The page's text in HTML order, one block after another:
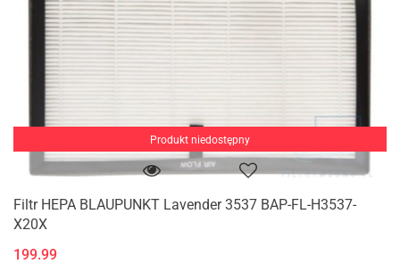
Produkt niedostępny
Filtr HEPA BLAUPUNKT Lavender 3537 BAP-FL-H3537-
X20X
199.99